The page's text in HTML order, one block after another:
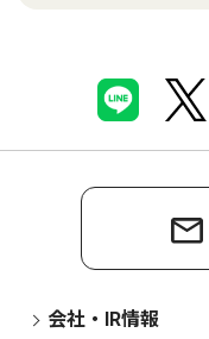
会社・IR情報